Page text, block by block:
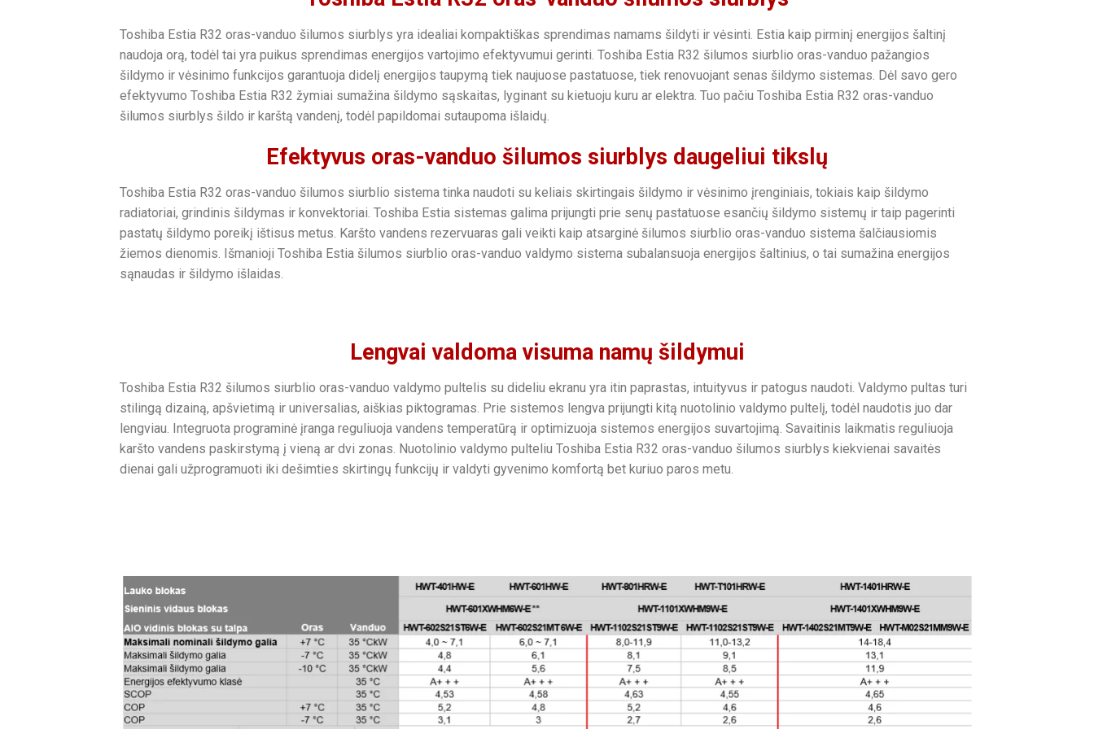
Toshiba Estia R32 oras-vanduo šilumos siurblys yra idealiai kompaktiškas sprendimas namams šildyti ir vėsinti. Estia kaip pirminį energijos šaltinį
naudoja orą, todėl tai yra puikus sprendimas energijos vartojimo efektyvumui gerinti. Toshiba Estia R32 šilumos siurblio oras-vanduo pažangios
šildymo ir vėsinimo funkcijos garantuoja didelį energijos taupymą tiek naujuose pastatuose, tiek renovuojant senas šildymo sistemas. Dėl savo gero
efektyvumo Toshiba Estia R32 žymiai sumažina šildymo sąskaitas, lyginant su kietuoju kuru ar elektra. Tuo pačiu Toshiba Estia R32 oras-vanduo
šilumos siurblys šildo ir karštą vandenį, todėl papildomai sutaupoma išlaidų.
Efektyvus oras-vanduo šilumos siurblys daugeliui tikslų
Toshiba Estia R32 oras-vanduo šilumos siurblio sistema tinka naudoti su keliais skirtingais šildymo ir vėsinimo įrenginiais, tokiais kaip šildymo
radiatoriai, grindinis šildymas ir konvektoriai. Toshiba Estia sistemas galima prijungti prie senų pastatuose esančių šildymo sistemų ir taip pagerinti
pastatų šildymo poreikį ištisus metus. Karšto vandens rezervuaras gali veikti kaip atsarginė šilumos siurblio oras-vanduo sistema šalčiausiomis
žiemos dienomis. Išmanioji Toshiba Estia šilumos siurblio oras-vanduo valdymo sistema subalansuoja energijos šaltinius, o tai sumažina energijos
sąnaudas ir šildymo išlaidas.
Lengvai valdoma visuma namų šildymui
Toshiba Estia R32 šilumos siurblio oras-vanduo valdymo pultelis su dideliu ekranu yra itin paprastas, intuityvus ir patogus naudoti. Valdymo pultas turi
stilingą dizainą, apšvietimą ir universalias, aiškias piktogramas. Prie sistemos lengva prijungti kitą nuotolinio valdymo pultelį, todėl naudotis juo dar
lengviau. Integruota programinė įranga reguliuoja vandens temperatūrą ir optimizuoja sistemos energijos suvartojimą. Savaitinis laikmatis reguliuoja
karšto vandens paskirstymą į vieną ar dvi zonas. Nuotolinio valdymo pulteliu Toshiba Estia R32 oras-vanduo šilumos siurblys kiekvienai savaitės
dienai gali užprogramuoti iki dešimties skirtingų funkcijų ir valdyti gyvenimo komfortą bet kuriuo paros metu.